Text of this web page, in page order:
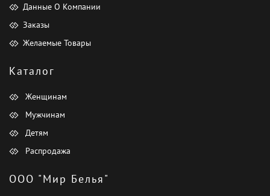
Данные О Компании
Заказы
Желаемые Товары
Каталог
Женщинам
Мужчинам
Детям
Распродажа
ООО "Мир Белья"